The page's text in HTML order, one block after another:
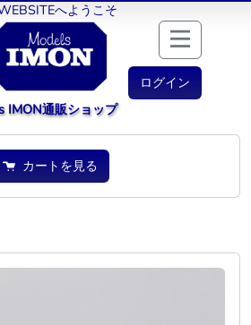
へようこそ
ログイン
IMON通販ショップ
カートを見る